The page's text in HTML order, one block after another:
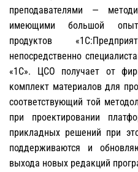
преподавателями —
имеющими большой
продуктов
непосредственно
«1С». ЦСО получает от
комплект материалов для
соответствующий той
при проектировании
прикладных решений при
поддерживаются и
выхода новых редакций